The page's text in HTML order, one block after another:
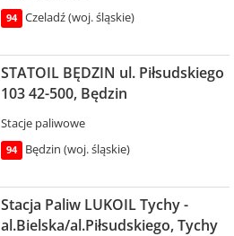
94 Czeladź (woj. śląskie)
STATOIL BĘDZIN ul. Piłsudskiego
103 42-500, Będzin
Stacje paliwowe
94 Będzin (woj. śląskie)
Stacja Paliw LUKOIL Tychy -
al.Bielska/al.Piłsudskiego, Tychy